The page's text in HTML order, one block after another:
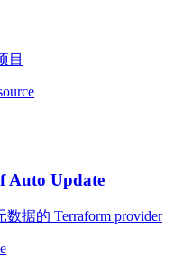
目
Auto Update
数据的 Terraform provider